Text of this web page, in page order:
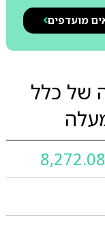
מועדפים
של כלל
8,272.08